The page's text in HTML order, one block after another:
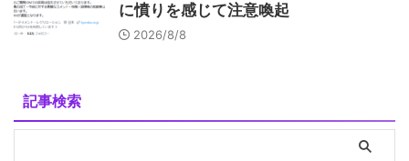
に憤りを感じて注意喚起
2026/8/8
記事検索